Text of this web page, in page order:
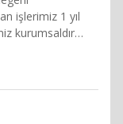
işlerimiz 1 yıl
kurumsaldır…